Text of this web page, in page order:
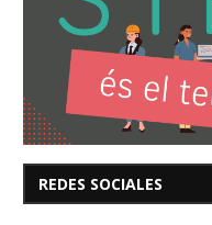
REDES SOCIALES